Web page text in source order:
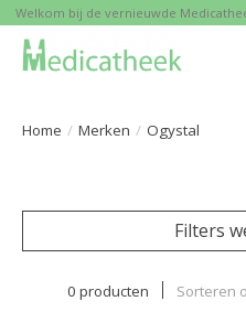
Welkom bij de vernieuwde
Home / Merken / Ogystal
Filters
0 producten Sorteren